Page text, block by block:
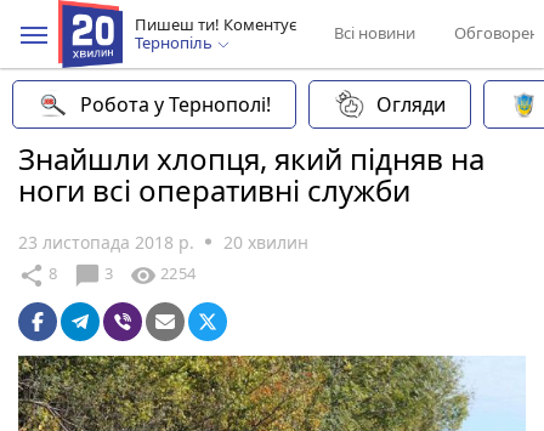
Пишеш ти! Коментує
Тернопіль
Всі новини
Робота у Тернополі! Огляди
Знайшли хлопця, який підняв на
ноги всі оперативні служби
23 листопада 2018 р. 20 хвилин
share 8 chat_bubble 3 visibility 2254